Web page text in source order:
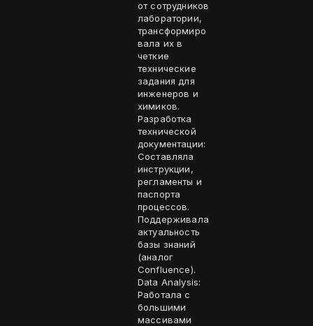
от сотрудников
лаборатории,
трансформиро
вала их в
четкие
технические
задания для
инженеров и
химиков.
Разработка
технической
документации:
Составляла
инструкции,
регламенты и
паспорта
процессов.
Поддерживала
актуальность
базы знаний
(аналог
Confluence).
Data Analysis:
Работала с
большими
массивами